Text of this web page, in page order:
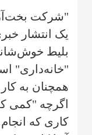
"شرکت
یک انتشار
بلیط
"خانه‌داری"
همچنان به
اگرچه "کمی
کاری که